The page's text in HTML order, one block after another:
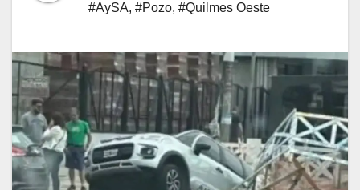
#AySA, #Pozo, #Quilmes Oeste